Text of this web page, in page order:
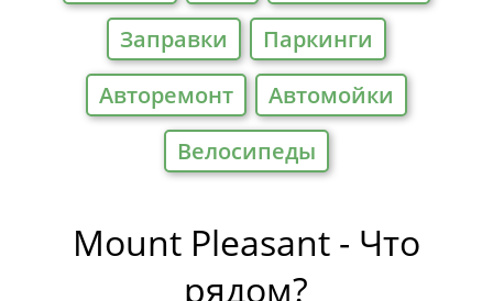
Заправки
Паркинги
Авторемонт
Автомойки
Велосипеды
Mount Pleasant - Что
рядом?